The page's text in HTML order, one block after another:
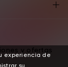
y ofertas
experiencia de